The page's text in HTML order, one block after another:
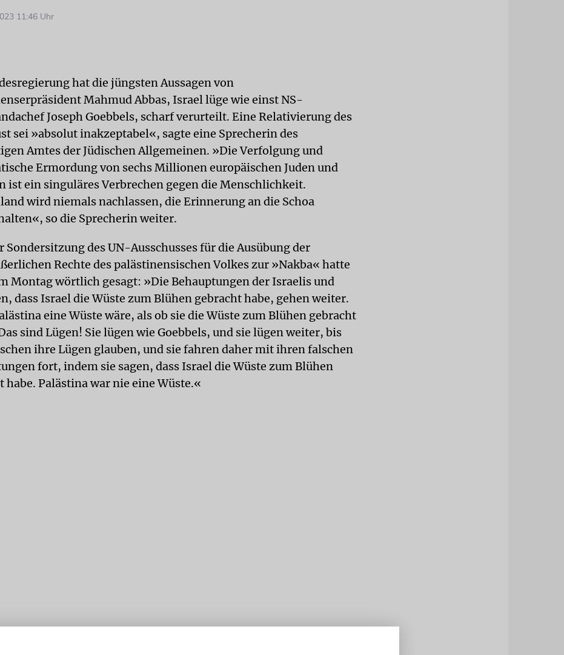
11:46 Uhr
hat die jüngsten Aussagen von
Mahmud Abbas, Israel lüge wie einst NS-
Joseph Goebbels, scharf verurteilt. Eine Relativierung des
sei »absolut inakzeptabel«, sagte eine Sprecherin des
Amtes der Jüdischen Allgemeinen. »Die Verfolgung und
Ermordung von sechs Millionen europäischen Juden und
ist ein singuläres Verbrechen gegen die Menschlichkeit.
wird niemals nachlassen, die Erinnerung an die Schoa
so die Sprecherin weiter.
Sondersitzung des UN-Ausschusses für die Ausübung der
Rechte des palästinensischen Volkes zur »Nakba« hatte
Montag wörtlich gesagt: »Die Behauptungen der Israelis und
dass Israel die Wüste zum Blühen gebracht habe, gehen weiter.
eine Wüste wäre, als ob sie die Wüste zum Blühen gebracht
sind Lügen! Sie lügen wie Goebbels, und sie lügen weiter, bis
ihre Lügen glauben, und sie fahren daher mit ihren falschen
fort, indem sie sagen, dass Israel die Wüste zum Blühen
habe. Palästina war nie eine Wüste.«